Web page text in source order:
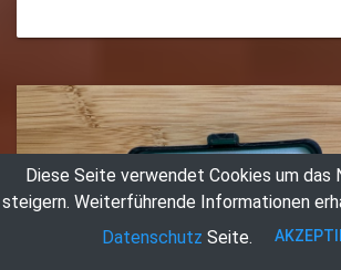
Diese Seite verwendet Cookies um das
steigern. Weiterführende Informationen
Datenschutz Seite.